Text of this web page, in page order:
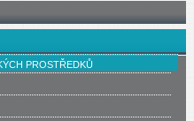
PROSTŘEDKŮ